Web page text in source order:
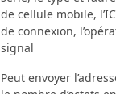
de cellule mobile,
de connexion,
signal
Peut envoyer